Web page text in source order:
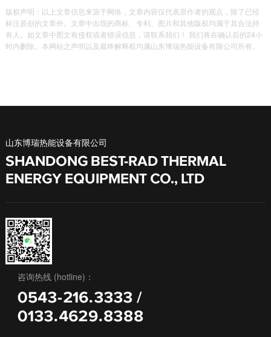
版权声明：以上文章信息来源于网络，文章内容仅代表原作者的观点，除了已经
标注原创的文章外。文章中出现的商标、专利、图片和其他版权均属于其合法持
有人。如文章中图文有侵权或者错误信息，请联系我们！ 我们将在确认后的24小
时内删除。本网站之声明以及最终解释权均属山东博瑞热能设备有限公司所有。
山东博瑞热能设备有限公司
SHANDONG BEST-RAD THERMAL
ENERGY EQUIPMENT CO., LTD
咨询热线 (hotline)：
0543-216.3333 /
0133.4629.8388